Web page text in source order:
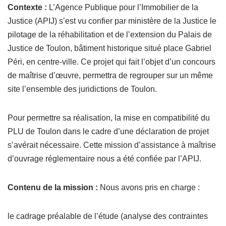
Contexte : L’Agence Publique pour l’Immobilier de la
Justice (APIJ) s’est vu confier par ministère de la Justice le
pilotage de la réhabilitation et de l’extension du Palais de
Justice de Toulon, bâtiment historique situé place Gabriel
Péri, en centre-ville. Ce projet qui fait l’objet d’un concours
de maîtrise d’œuvre, permettra de regrouper sur un même
site l’ensemble des juridictions de Toulon.
Pour permettre sa réalisation, la mise en compatibilité du
PLU de Toulon dans le cadre d’une déclaration de projet
s’avérait nécessaire. Cette mission d’assistance à maîtrise
d’ouvrage réglementaire nous a été confiée par l’APIJ.
Contenu de la mission : Nous avons pris en charge :
le cadrage préalable de l’étude (analyse des contraintes